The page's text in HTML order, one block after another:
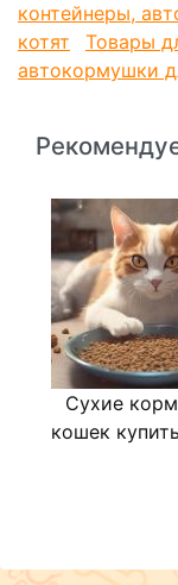
контейнеры,
котят
Товары
автокормушки
Сухие
кошек